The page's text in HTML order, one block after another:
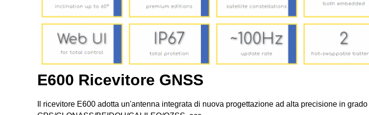
E600 Ricevitore GNSS
Il ricevitore E600 adotta un'antenna integrata di nuova progettazione ad alta precisione in